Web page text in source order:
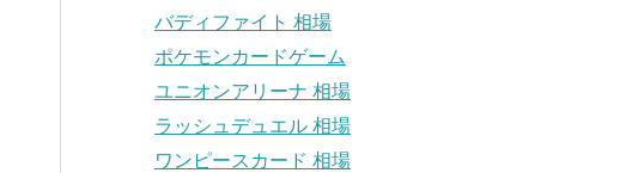
バディファイト 相場
ポケモンカードゲーム
ユニオンアリーナ 相場
ラッシュデュエル 相場
ワンピースカード 相場